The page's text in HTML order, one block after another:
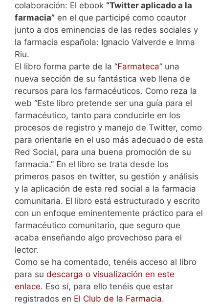
colaboración: El ebook “Twitter aplicado a la
farmacia” en el que participé como coautor
junto a dos eminencias de las redes sociales y
la farmacia española: Ignacio Valverde e Inma
Riu.
El libro forma parte de la “Farmateca” una
nueva sección de su fantástica web llena de
recursos para los farmacéuticos. Como reza la
web “Este libro pretende ser una guía para el
farmacéutico, tanto para conducirle en los
procesos de registro y manejo de Twitter, como
para orientarle en el uso más adecuado de esta
Red Social, para una buena promoción de su
farmacia.” En el libro se trata desde los
primeros pasos en twitter, su gestión y análisis
y la aplicación de esta red social a la farmacia
comunitaria. El libro está estructurado y escrito
con un enfoque eminentemente práctico para el
farmacéutico comunitario, que seguro que
acaba enseñando algo provechoso para el
lector.
Como se ha comentado, tenéis acceso al libro
para su descarga o visualización en este
enlace. Eso sí, para ello tenéis que estar
registrados en El Club de la Farmacia.